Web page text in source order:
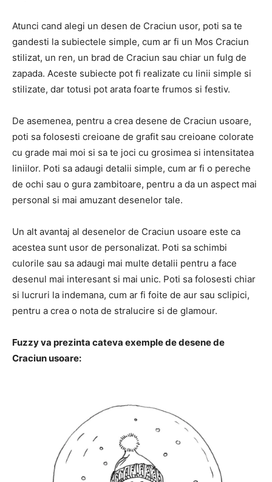
Atunci cand alegi un desen de Craciun usor, poti sa te
gandesti la subiectele simple, cum ar fi un Mos Craciun
stilizat, un ren, un brad de Craciun sau chiar un fulg de
zapada. Aceste subiecte pot fi realizate cu linii simple si
stilizate, dar totusi pot arata foarte frumos si festiv.
De asemenea, pentru a crea desene de Craciun usoare,
poti sa folosesti creioane de grafit sau creioane colorate
cu grade mai moi si sa te joci cu grosimea si intensitatea
liniilor. Poti sa adaugi detalii simple, cum ar fi o pereche
de ochi sau o gura zambitoare, pentru a da un aspect mai
personal si mai amuzant desenelor tale.
Un alt avantaj al desenelor de Craciun usoare este ca
acestea sunt usor de personalizat. Poti sa schimbi
culorile sau sa adaugi mai multe detalii pentru a face
desenul mai interesant si mai unic. Poti sa folosesti chiar
si lucruri la indemana, cum ar fi foite de aur sau sclipici,
pentru a crea o nota de stralucire si de glamour.
Fuzzy va prezinta cateva exemple de desene de
Craciun usoare: